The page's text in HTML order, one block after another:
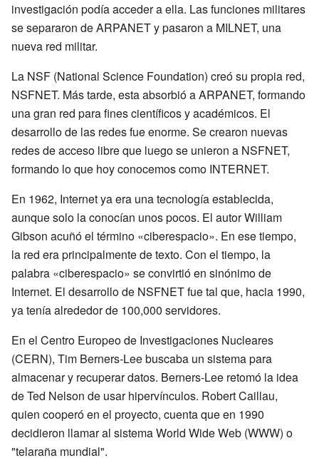
investigación podía acceder a ella. Las funciones militares
se separaron de ARPANET y pasaron a MILNET, una
nueva red militar.
La NSF (National Science Foundation) creó su propia red,
NSFNET. Más tarde, esta absorbió a ARPANET, formando
una gran red para fines científicos y académicos. El
desarrollo de las redes fue enorme. Se crearon nuevas
redes de acceso libre que luego se unieron a NSFNET,
formando lo que hoy conocemos como INTERNET.
En 1962, Internet ya era una tecnología establecida,
aunque solo la conocían unos pocos. El autor William
Gibson acuñó el término «ciberespacio». En ese tiempo,
la red era principalmente de texto. Con el tiempo, la
palabra «ciberespacio» se convirtió en sinónimo de
Internet. El desarrollo de NSFNET fue tal que, hacia 1990,
ya tenía alrededor de 100,000 servidores.
En el Centro Europeo de Investigaciones Nucleares
(CERN), Tim Berners-Lee buscaba un sistema para
almacenar y recuperar datos. Berners-Lee retomó la idea
de Ted Nelson de usar hipervínculos. Robert Caillau,
quien cooperó en el proyecto, cuenta que en 1990
decidieron llamar al sistema World Wide Web (WWW) o
"telaraña mundial".